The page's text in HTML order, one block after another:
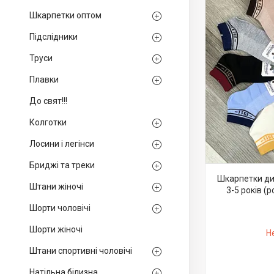
Шкарпетки оптом
Підслідники
Труси
Плавки
До свят!!!
Колготки
Лосини і легінси
Бриджі та треки
Штани жіночі
Шорти чоловічі
Шорти жіночі
Штани спортивні чоловічі
Шкарпетки
3-5 років